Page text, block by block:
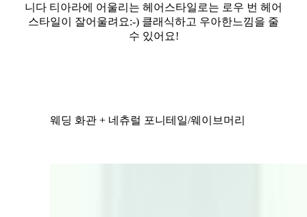
니다 티아라에 어울리는 헤어스타일로는 로우 번 헤어
스타일이 잘어울려요:-) 클래식하고 우아한느낌을 줄
수 있어요!
웨딩 화관 + 네츄럴 포니테일/웨이브머리